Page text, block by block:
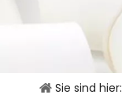
Sie sind hier: